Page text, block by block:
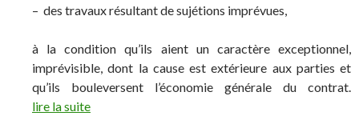
– des travaux résultant de sujétions imprévues,
à la condition qu’ils aient un caractère exceptionnel,
imprévisible, dont la cause est extérieure aux parties et
qu’ils bouleversent l’économie générale du contrat.
lire la suite